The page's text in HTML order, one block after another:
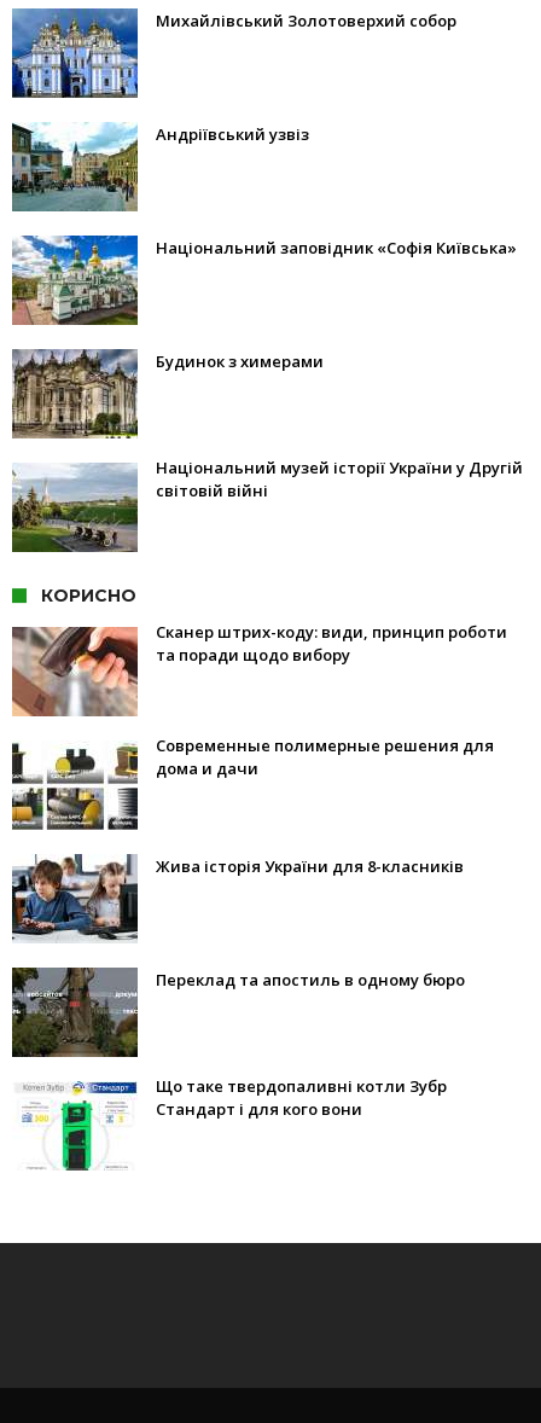
Михайлівський Золотоверхий собор
Андріївський узвіз
Національний заповідник «Софія Київська»
Будинок з химерами
Національний музей історії України у Другій
світовій війні
КОРИСНО
Сканер штрих-коду: види, принцип роботи
та поради щодо вибору
Современные полимерные решения для
дома и дачи
Жива історія України для 8-класників
Переклад та апостиль в одному бюро
Що таке твердопаливні котли Зубр
Стандарт і для кого вони